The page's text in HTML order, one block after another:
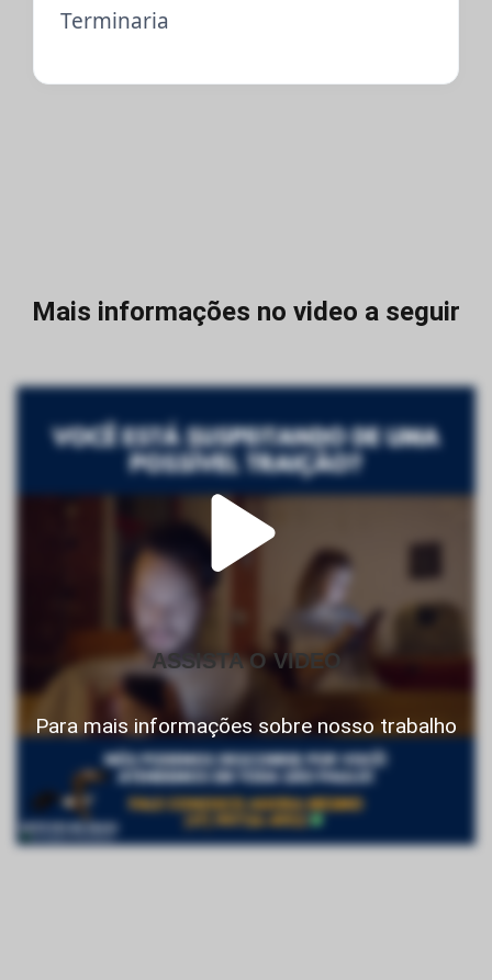
Terminaria
Mais informações no video a seguir
ASSISTA O VIDEO
Para mais informações sobre nosso trabalho